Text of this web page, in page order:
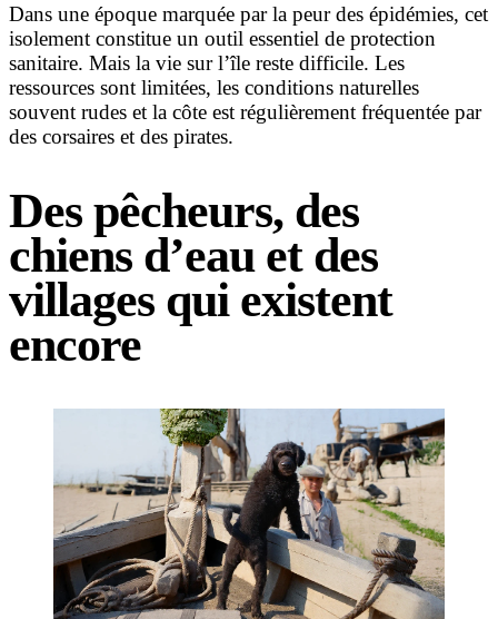
Dans une époque marquée par la peur des épidémies, cet
isolement constitue un outil essentiel de protection
sanitaire. Mais la vie sur l’île reste difficile. Les
ressources sont limitées, les conditions naturelles
souvent rudes et la côte est régulièrement fréquentée par
des corsaires et des pirates.
Des pêcheurs, des
chiens d’eau et des
villages qui existent
encore